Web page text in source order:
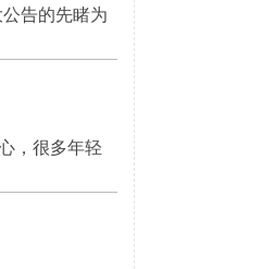
告的先睹为
，很多年轻